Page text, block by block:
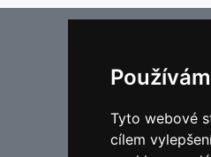
Tyto webové
cílem
Kontakt
Facebook
Blog - Rady pro
Historie